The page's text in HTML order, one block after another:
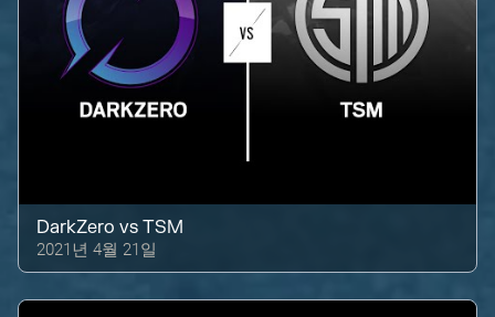
DarkZero vsTSM
2021년 4월 21일